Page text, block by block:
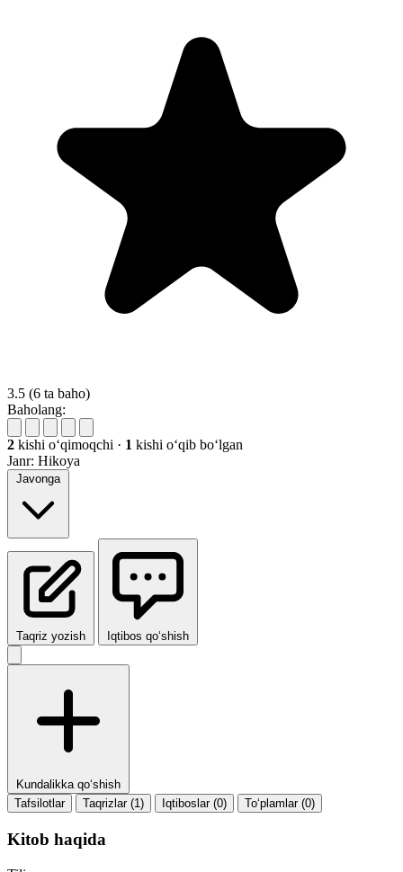
3.5 (6 ta baho)
Baholang:
2 kishi oʻqimoqchi · 1 kishi oʻqib boʻlgan
Janr: Hikoya
Javonga
Taqriz yozish Iqtibos qo‘shish
Kundalikka qo‘shish
Tafsilotlar
Taqrizlar (1) Iqtiboslar (0) To‘plamlar (0)
Kitob haqida